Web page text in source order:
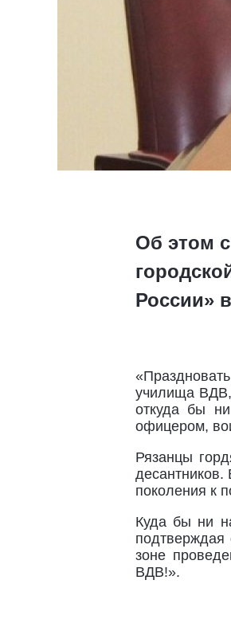
Об этом
России»
училища ВДВ,
откуда бы
офицером,
Рязанцы
поколения к
Куда бы ни
зоне
ВДВ!».